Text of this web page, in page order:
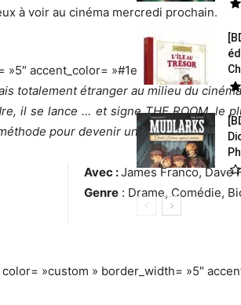
à voir au cinéma mercredi prochain.
»5″ accent_color= »#1e73be »]
totalement étranger au milieu du
il se lance … et signe THE ROOM, le
pour devenir une légende !
Avec :James Franco, Dave
Genre: Drame, Comédie,
»custom » border_width= »5″